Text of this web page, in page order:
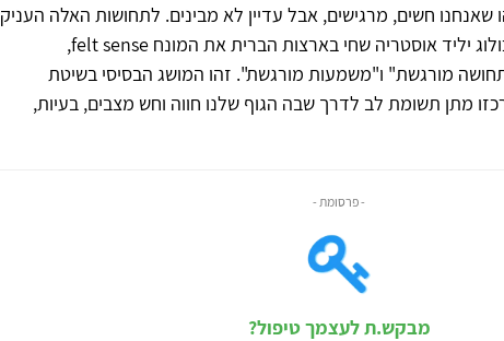
שאנחנו חשים, מרגישים, אבל עדיין לא מבינים. לתחושות האלה העניק
יוג'ין ג'נדלין, פילוסוף ופסיכולוג יליד אוסטריה שחי בארצות הברית את המונח felt sense,
מורגשת" ו"משמעות מורגשת". זהו המושג הבסיסי בשיטת
מתן תשומת לב לדרך שבה הגוף שלנו חווה וחש מצבים, בעיות,
- פרסומת -
מבקש.ת לעצמך טיפול?